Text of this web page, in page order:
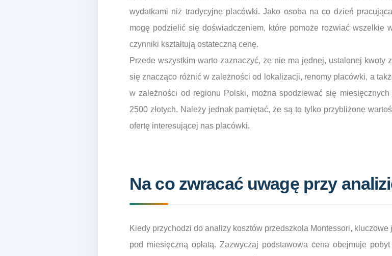
wydatkami niż tradycyjne placówki. Jako osoba na co dzień
mogę podzielić się doświadczeniem, które pomoże rozwiać wszelkie
czynniki kształtują ostateczną cenę.
Przede wszystkim warto zaznaczyć, że nie ma jednej, ustalonej kwoty
się znacząco różnić w zależności od lokalizacji, renomy placówki, a
w zależności od regionu Polski, można spodziewać się
2500 złotych. Należy jednak pamiętać, że są to tylko przybliżone
ofertę interesującej nas placówki.
Na co zwracać uwagę przy
Kiedy przychodzi do analizy kosztów przedszkola Montessori, kluczowe
pod miesięczną opłatą. Zazwyczaj podstawowa cena obejmuje